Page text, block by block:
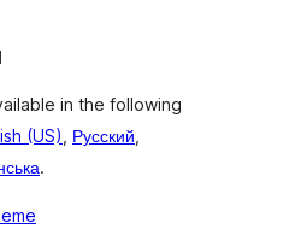
in the following
(US) Русский
.